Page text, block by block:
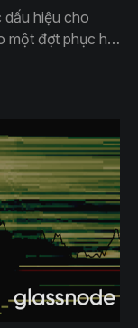
dấu hiệu cho
một đợt phục hồi
lại.